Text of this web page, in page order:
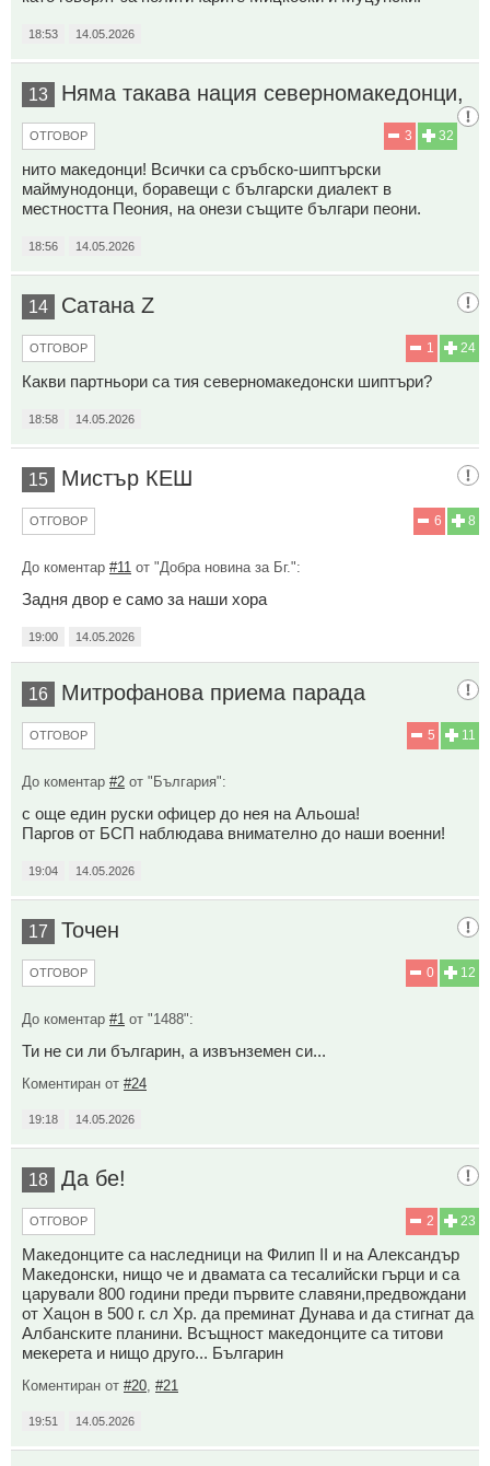
18:53 14.05.2026
13 Няма такава нация северномакедонци,
32
3
ОТГОВОР
нито македонци! Всички са сръбско-шиптърски
маймунодонци, боравещи с български диалект в
местността Пеония, на онези същите българи пеони.
18:56 14.05.2026
14 Сатана Z
24
1
ОТГОВОР
Какви партньори са тия северномакедонски шиптъри?
18:58 14.05.2026
15 Мистър КЕШ
8
6
ОТГОВОР
До коментар #11 от "Добра новина за Бг.":
Задня двор е само за наши хора
19:00 14.05.2026
16 Митрофанова приема парада
11
5
ОТГОВОР
До коментар #2 от "България":
с още един руски офицер до нея на Альоша!
Паргов от БСП наблюдава внимателно до наши военни!
19:04 14.05.2026
17 Точен
12
0
ОТГОВОР
До коментар #1 от "1488":
Ти не си ли българин, а извънземен си...
Коментиран от #24
19:18 14.05.2026
18 Да бе!
23
2
ОТГОВОР
Македонците са наследници на Филип II и на Александър
Македонски, нищо че и двамата са тесалийски гърци и са
царували 800 години преди първите славяни,предвождани
от Хацон в 500 г. сл Хр. да преминат Дунава и да стигнат да
Албанските планини. Всъщност македонците са титови
мекерета и нищо друго... Българин
Коментиран от #20 #21
19:51 14.05.2026